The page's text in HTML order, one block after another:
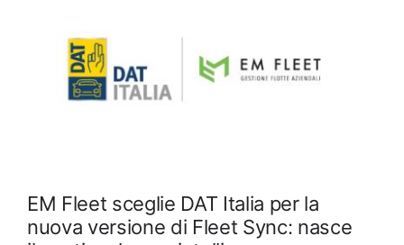
EM Fleet sceglie DAT Italia per la
nuova versione di Fleet Sync: nasce